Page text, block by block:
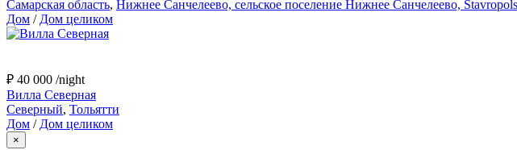
Самарская область, Нижнее Санчелеево, сельское поселение Нижнее Санчелеево,
Дом / Дом целиком
₽ 40 000 /night
Вилла Северная
Северный, Тольятти
Дом / Дом целиком
×